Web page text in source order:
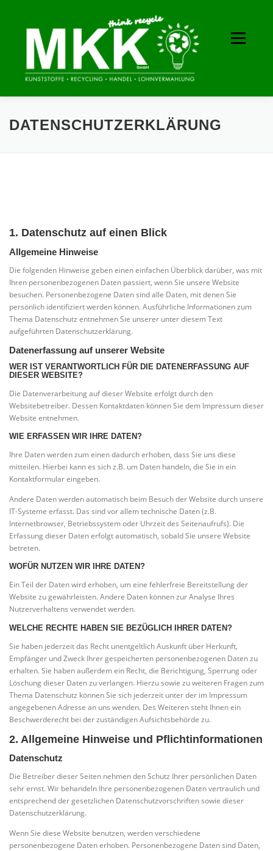
springen
Menü
DATENSCHUTZERKLÄRUNG
1. Datenschutz auf einen Blick
Allgemeine Hinweise
Die folgenden Hinweise geben einen einfachen Überblick darüber, was mit
Ihren personenbezogenen Daten passiert, wenn Sie unsere Website
besuchen. Personenbezogene Daten sind alle Daten, mit denen Sie
persönlich identifiziert werden können. Ausführliche Informationen zum
Thema Datenschutz entnehmen Sie unserer unter diesem Text
aufgeführten Datenschutzerklärung.
Datenerfassung auf unserer Website
WER IST VERANTWORTLICH FÜR DIE DATENERFASSUNG AUF
DIESER WEBSITE?
Die Datenverarbeitung auf dieser Website erfolgt durch den
Websitebetreiber. Dessen Kontaktdaten können Sie dem Impressum dieser
Website entnehmen.
WIE ERFASSEN WIR IHRE DATEN?
Ihre Daten werden zum einen dadurch erhoben, dass Sie uns diese
mitteilen. Hierbei kann es sich z.B. um Daten handeln, die Sie in ein
Kontaktformular eingeben.
Andere Daten werden automatisch beim Besuch der Website durch unsere
IT-Systeme erfasst. Das sind vor allem technische Daten (z.B.
Internetbrowser, Betriebssystem oder Uhrzeit des Seitenaufrufs). Die
Erfassung dieser Daten erfolgt automatisch, sobald Sie unsere Website
betreten.
WOFÜR NUTZEN WIR IHRE DATEN?
Ein Teil der Daten wird erhoben, um eine fehlerfreie Bereitstellung der
Website zu gewährleisten. Andere Daten können zur Analyse Ihres
Nutzerverhaltens verwendet werden.
WELCHE RECHTE HABEN SIE BEZÜGLICH IHRER DATEN?
Sie haben jederzeit das Recht unentgeltlich Auskunft über Herkunft,
Empfänger und Zweck Ihrer gespeicherten personenbezogenen Daten zu
erhalten. Sie haben außerdem ein Recht, die Berichtigung, Sperrung oder
Löschung dieser Daten zu verlangen. Hierzu sowie zu weiteren Fragen zum
Thema Datenschutz können Sie sich jederzeit unter der im Impressum
angegebenen Adresse an uns wenden. Des Weiteren steht Ihnen ein
Beschwerderecht bei der zuständigen Aufsichtsbehörde zu.
2. Allgemeine Hinweise und Pflichtinformationen
Datenschutz
Die Betreiber dieser Seiten nehmen den Schutz Ihrer persönlichen Daten
sehr ernst. Wir behandeln Ihre personenbezogenen Daten vertraulich und
entsprechend der gesetzlichen Datenschutzvorschriften sowie dieser
Datenschutzerklärung.
Wenn Sie diese Website benutzen, werden verschiedene
personenbezogene Daten erhoben. Personenbezogene Daten sind Daten,